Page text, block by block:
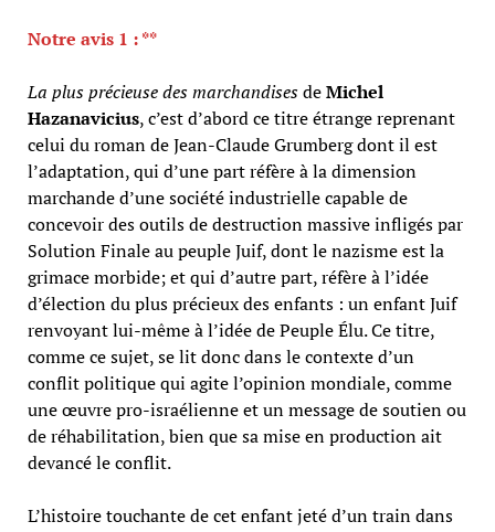
Notre avis 1 : **
La plus précieuse des marchandisesdeMichel
Hazanavicius, c’est d’abord ce titre étrange reprenant
celui du roman de Jean-Claude Grumberg dont il est
l’adaptation, qui d’une part réfère à la dimension
marchande d’une société industrielle capable de
concevoir des outils de destruction massive infligés par
Solution Finale au peuple Juif, dont le nazisme est la
grimace morbide; et qui d’autre part, réfère à l’idée
d’élection du plus précieux des enfants : un enfant Juif
renvoyant lui-même à l’idée de Peuple Élu. Ce titre,
comme ce sujet, se lit donc dans le contexte d’un
conflit politique qui agite l’opinion mondiale, comme
une œuvre pro-israélienne et un message de soutien ou
de réhabilitation, bien que sa mise en production ait
devancé le conflit.
L’histoire touchante de cet enfant jeté d’un train dans